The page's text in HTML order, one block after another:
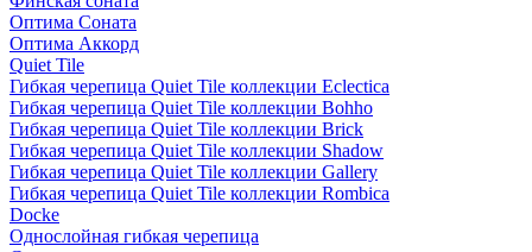
Оптима Соната
Оптима Аккорд
Quiet Tile
Гибкая черепица Quiet Tile коллекции Eclectica
Гибкая черепица Quiet Tile коллекции Bohho
Гибкая черепица Quiet Tile коллекции Brick
Гибкая черепица Quiet Tile коллекции Shadow
Гибкая черепица Quiet Tile коллекции Gallery
Гибкая черепица Quiet Tile коллекции Rombica
Docke
Однослойная гибкая черепица